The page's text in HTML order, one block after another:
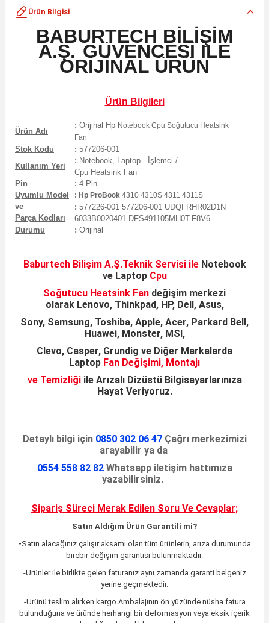
Ürün Bilgisi
BABURTECH BİLİŞİM
A.Ş. GÜVENCESİ İLE
ORİJİNAL ÜRÜN
Ürün Bilgileri
Ürün Adı
: Orijinal Hp Notebook Cpu Soğutucu Heatsink
Fan
Stok Kodu : 577206-001
Kullanım Yeri
: Notebook, Laptop - İşlemci /
Cpu Heatsink Fan
Pin
: 4 Pin
Uyumlu Model
ve
Parça Kodları
: Hp ProBook 4310 4310S 4311 4311S
: 577226-001 577206-001 UDQFRHR02D1N
6033B0020401 DFS491105MH0T-F8V6
Durumu
: Orijinal
Baburtech Bilişim A.Ş.Teknik Servisi ile Notebook
ve Laptop Cpu
Soğutucu Heatsink Fan değişim merkezi
olarak Lenovo, Thinkpad, HP, Dell, Asus,
Sony, Samsung, Toshiba, Apple, Acer, Parkard Bell,
Huawei, Monster, MSI,
Clevo, Casper, Grundig ve Diğer Markalarda
Laptop Fan Değişimi, Montajı
ve Temizliği ile Arızalı Dizüstü Bilgisayarlarınıza
Hayat Veriyoruz.
Detaylı bilgi için 0850 302 06 47Çağrı merkezimizi
arayabilir ya da
0554 558 82 82Whatsapp iletişim hattımıza
yazabilirsiniz.
Sipariş Süreci Merak Edilen Soru Ve Cevaplar;
Satın Aldığım Ürün Garantili mi?
-Satın alacağınız çalışır aksamı olan tüm ürünlerin, arıza durumunda
birebir değişim garantisi bulunmaktadır.
-Ürünler ile birlikte gelen faturanız aynı zamanda garanti belgeniz
yerine geçmektedir.
-Ürünü teslim alırken kargo Ambalajının ön yüzünde nüsha fatura
bulunduğuna ve üründe herhangi bir deformasyon veya eksik içerik